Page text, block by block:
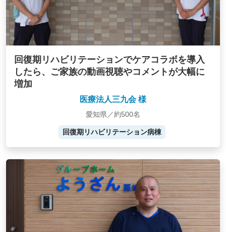
回復期リハビリテーションでケアコラボを導入
したら、ご家族の動画視聴やコメントが大幅に
増加
医療法人三九会 様
愛知県／約500名
回復期リハビリテーション病棟